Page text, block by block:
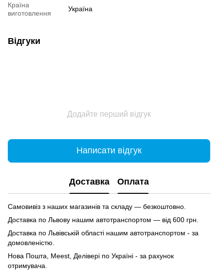
Країна
виготовлення
Україна
Відгуки
Додайте перший відгук
Написати відгук
Доставка Оплата
Самовивіз з наших магазинів та складу — безкоштовно.
Доставка по Львову нашим автотранспортом — від 600 грн.
Доставка по Львівській області нашим автотранспортом - за
домовленістю.
Нова Пошта, Meest, Делівері по Україні - за рахунок
отримувача.